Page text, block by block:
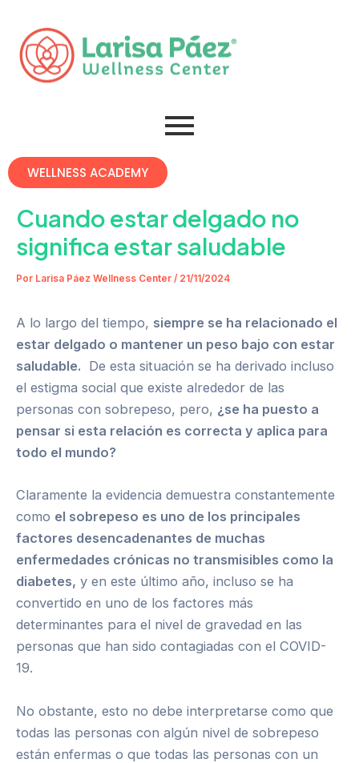
WELLNESS ACADEMY
Cuando estar delgado no
significa estar saludable
Por Larisa Páez Wellness Center / 21/11/2024
A lo largo del tiempo, siempre se ha relacionado el
estar delgado o mantener un peso bajo con estar
saludable. De esta situación se ha derivado incluso
el estigma social que existe alrededor de las
personas con sobrepeso, pero, ¿se ha puesto a
pensar si esta relación es correcta y aplica para
todo el mundo?
Claramente la evidencia demuestra constantemente
como el sobrepeso es uno de los principales
factores desencadenantes de muchas
enfermedades crónicas no transmisibles como la
diabetes, y en este último año, incluso se ha
convertido en uno de los factores más
determinantes para el nivel de gravedad en las
personas que han sido contagiadas con el COVID-
19.
No obstante, esto no debe interpretarse como que
todas las personas con algún nivel de sobrepeso
están enfermas o que todas las personas con un
navigation